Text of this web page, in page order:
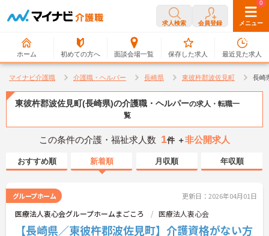
求人検索 会員登録 メニュー
ホーム 初めての方へ 面談会場一覧
0
保存した求人
0
最近見た求人
マイナビ介護職 介護職・ヘルパー 長崎県 東彼杵郡波佐見町 長崎
東彼杵郡波佐見町(長崎県)の介護職・ヘルパーの求人・転職一
覧
この条件の介護・福祉求人数 1件 ＋非公開求人
おすすめ順 新着順 月収順 年収順
グループホーム 更新日：2026年04月01日
医療法人衷心会グループホームまごころ 医療法人衷心会
【長崎県／東彼杵郡波佐見町】介護資格がない方